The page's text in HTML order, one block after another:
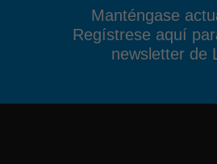
Manténgase
Regístrese aquí
newsletter de